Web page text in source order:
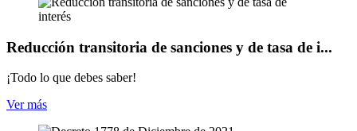
Reducción transitoria de sanciones y de tasa de i...
¡Todo lo que debes saber!
Ver más